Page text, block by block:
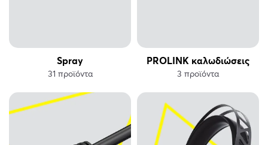
Spray
31 προϊόντα
PROLINK καλωδιώσεις
3 προϊόντα